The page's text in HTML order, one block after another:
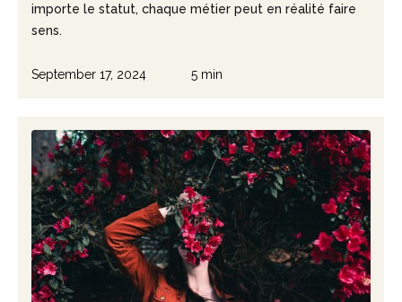
importe le statut, chaque métier peut en réalité faire
sens.
September 17, 2024 5 min